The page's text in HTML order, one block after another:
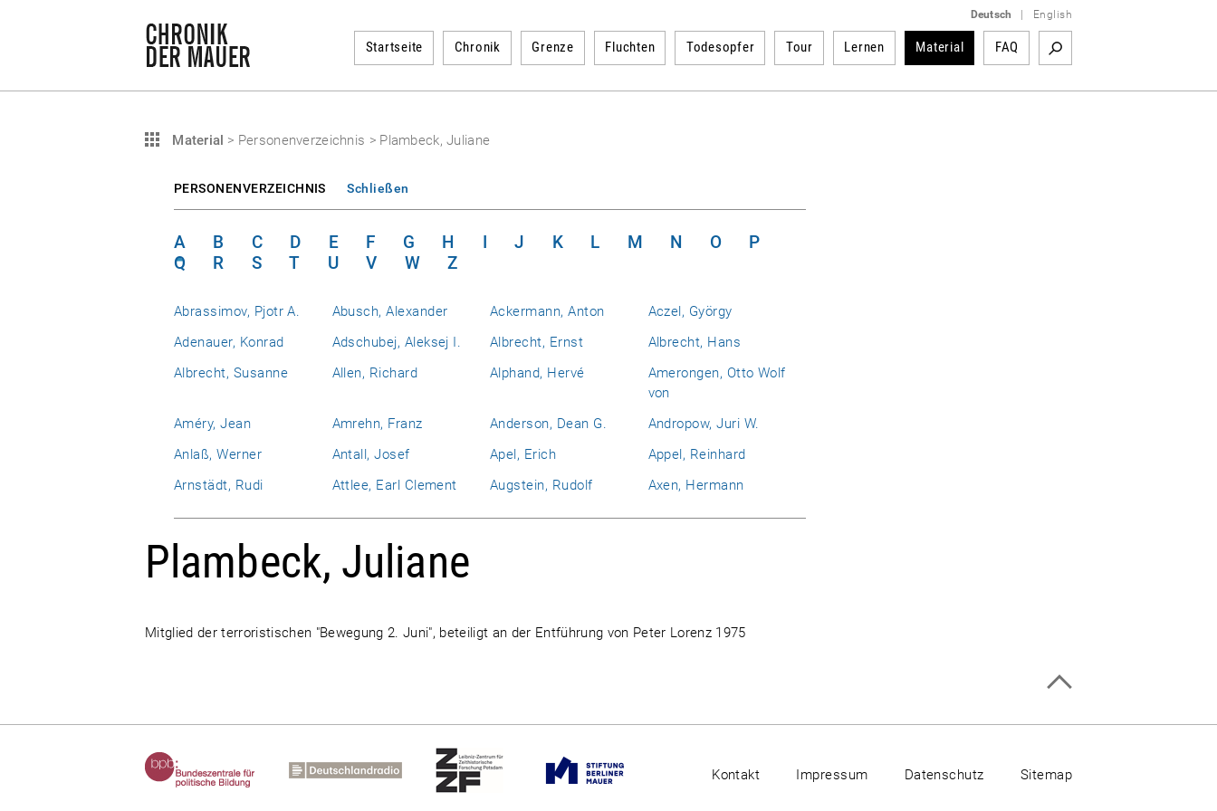
Deutsch English
Startseite Chronik Grenze Fluchten Todesopfer Tour Lernen Material FAQ
Material > Personenverzeichnis > Plambeck, Juliane
PERSONENVERZEICHNIS Schließen
A B C D E F G H I J K L M N O
P
Q
R S T U V W Z
Abrassimov, Pjotr A. Abusch, Alexander Ackermann, Anton
Aczel, György
Adenauer, Konrad
Adschubej, Aleksej I. Albrecht, Ernst
Albrecht, Hans
Albrecht, Susanne
Allen, Richard Alphand, Hervé
Amerongen, Otto Wolf
von
Améry, Jean
Amrehn, Franz Anderson, Dean G.
Andropow, Juri W.
Anlaß, Werner
Antall, Josef Apel, Erich
Appel, Reinhard
Arnstädt, Rudi
Attlee, Earl Clement Augstein, Rudolf Axen, Hermann
Plambeck, Juliane
Mitglied der terroristischen "Bewegung 2. Juni", beteiligt an der Entführung von Peter Lorenz 1975
Kontakt Impressum Datenschutz Sitemap